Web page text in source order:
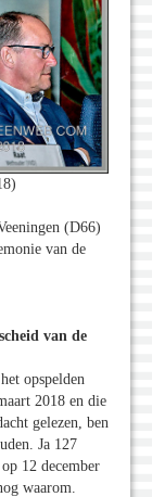
(D66)
van de
van de
opspelden
2018 en die
gelezen, ben
Ja 127
12 december
waarom.